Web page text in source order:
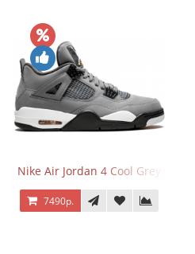
Nike Air Jordan 4 Cool Grey
7490р.